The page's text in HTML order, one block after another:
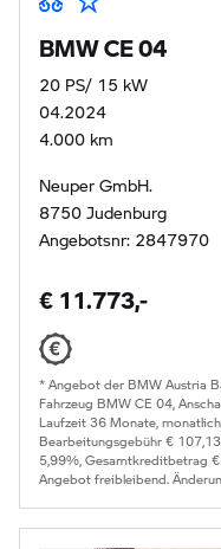
BMW CE 04
20 PS/ 15 kW
04.2024
4.000 km
Neuper GmbH.
8750 Judenburg
Angebotsnr: 2847970
€ 11.773,-
* Angebot der BMW Austria
Fahrzeug BMW CE 04,
Laufzeit 36 Monate,
Bearbeitungsgebühr €
5,99%, Gesamtkreditbetrag
Angebot freibleibend.